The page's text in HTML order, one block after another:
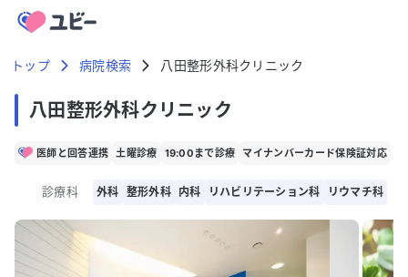
トップ 病院検索 八田整形外科クリニック
八田整形外科クリニック
医師と回答連携 土曜診療 19:00まで診療 マイナンバーカード保険証対応
診療科 外科 整形外科 内科 リハビリテーション科 リウマチ科